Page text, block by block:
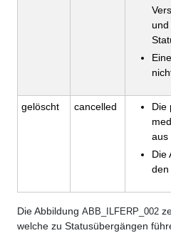
gelöscht cancelled
Die
aus
Die
den
Die Abbildung ABB_ILFERP_002
welche zu Statusübergängen